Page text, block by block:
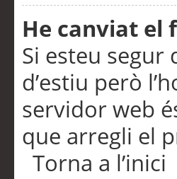
He canviat el
Si esteu
d’estiu però
servidor web
que arregli el
Torna a l’inici